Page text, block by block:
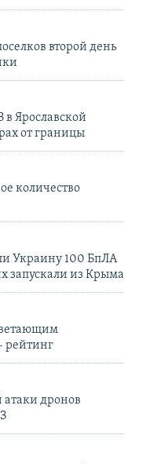
второй день
в Ярославской
от границы
количество
Украину 100 БпЛА
запускали из Крыма
рейтинг
атаки дронов